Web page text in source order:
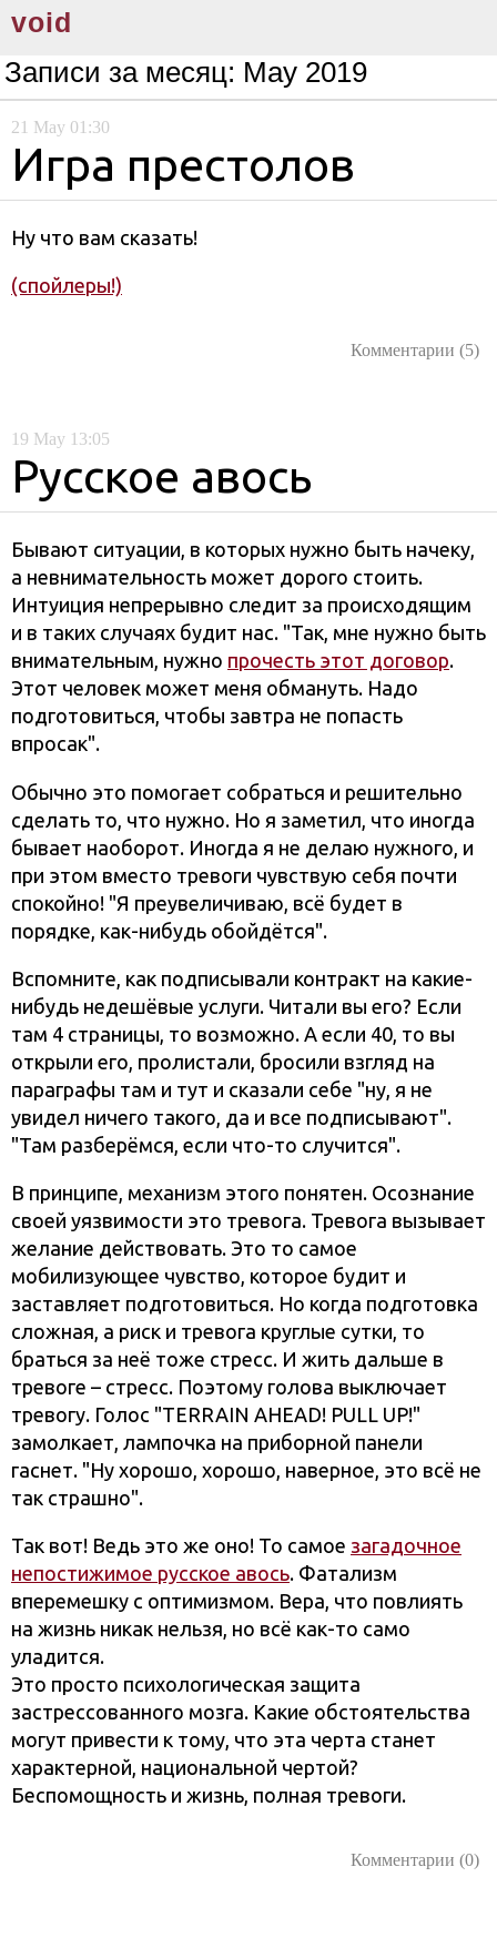
void
Записи за месяц: May 2019
21 May 01:30
Игра престолов
Ну что вам сказать!
(спойлеры!)
Комментарии (5)
19 May 13:05
Русское авось
Бывают ситуации, в которых нужно быть начеку,
а невнимательность может дорого стоить.
Интуиция непрерывно следит за происходящим
и в таких случаях будит нас. "Так, мне нужно быть
внимательным, нужно прочесть этот договор.
Этот человек может меня обмануть. Надо
подготовиться, чтобы завтра не попасть
впросак".
Обычно это помогает собраться и решительно
сделать то, что нужно. Но я заметил, что иногда
бывает наоборот. Иногда я не делаю нужного, и
при этом вместо тревоги чувствую себя почти
спокойно! "Я преувеличиваю, всё будет в
порядке, как-нибудь обойдётся".
Вспомните, как подписывали контракт на какие-
нибудь недешёвые услуги. Читали вы его? Если
там 4 страницы, то возможно. А если 40, то вы
открыли его, пролистали, бросили взгляд на
параграфы там и тут и сказали себе "ну, я не
увидел ничего такого, да и все подписывают".
"Там разберёмся, если что-то случится".
В принципе, механизм этого понятен. Осознание
своей уязвимости это тревога. Тревога вызывает
желание действовать. Это то самое
мобилизующее чувство, которое будит и
заставляет подготовиться. Но когда подготовка
сложная, а риск и тревога круглые сутки, то
браться за неё тоже стресс. И жить дальше в
тревоге – стресс. Поэтому голова выключает
тревогу. Голос "TERRAIN AHEAD! PULL UP!"
замолкает, лампочка на приборной панели
гаснет. "Ну хорошо, хорошо, наверное, это всё не
так страшно".
Так вот! Ведь это же оно! То самое загадочное
непостижимое русское авось. Фатализм
вперемешку с оптимизмом. Вера, что повлиять
на жизнь никак нельзя, но всё как-то само
уладится.
Это просто психологическая защита
застрессованного мозга. Какие обстоятельства
могут привести к тому, что эта черта станет
характерной, национальной чертой?
Беспомощность и жизнь, полная тревоги.
Комментарии (0)